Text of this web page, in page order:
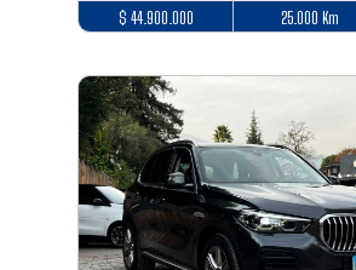
$ 44.900.000 25.000 Km